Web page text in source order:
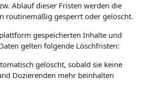
Ablauf dieser Fristen werden die
routinemäßig gesperrt oder gelöscht.
gespeicherten Inhalte und
gelten folgende Löschfristen:
gelöscht, sobald sie keine
Dozierenden mehr beinhalten